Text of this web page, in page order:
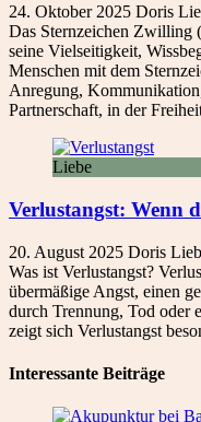
24. Oktober 2025 Doris
Das Sternzeichen Zwilling
seine Vielseitigkeit,
Menschen mit dem
Anregung,
Partnerschaft, in der
Liebe
Verlustangst: Wenn
20. August 2025 Doris
Was ist Verlustangst?
übermäßige Angst, einen
durch Trennung, Tod oder
zeigt sich Verlustangst
Interessante Beiträge